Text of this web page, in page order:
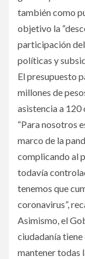
también como
objetivo la
participación del
políticas y
El presupuesto
millones de
asistencia a 120
“Para nosotros
marco de la
complicando al
todavía
tenemos que
coronavirus”,
Asimismo, el
ciudadanía tiene
mantener todas